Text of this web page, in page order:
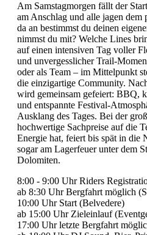
Am Samstagmorgen fällt der
am Anschlag und alle jagen dem
da an bestimmst du deinen
nimmst du mit? Welche Lines
auf einen intensiven Tag voller
und unvergesslicher Trail-
oder als Team – im Mittelpunkt
die einzigartige Community.
wird gemeinsam gefeiert: BBQ,
und entspannte Festival-
Ausklang des Tages. Bei der
hochwertige Sachpreise auf die
Energie hat, feiert bis spät in die
sogar am Lagerfeuer unter dem
Dolomiten.
8:00 - 9:00 Uhr Riders
ab 8:30 Uhr Bergfahrt möglich
10:00 Uhr Start (Belvedere)
ab 15:00 Uhr Zieleinlauf
17:00 Uhr letzte Bergfahrt